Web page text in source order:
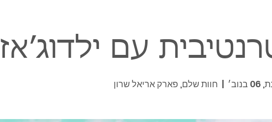
עם ילדוג׳אז
  |
חוות שלם, פארק אריאל שרון